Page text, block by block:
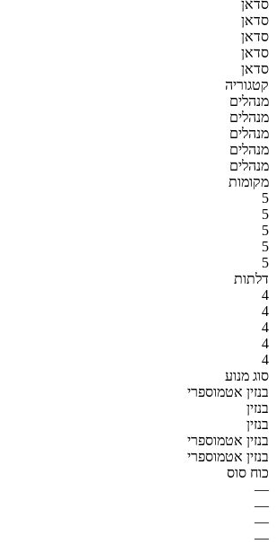
סדאן
סדאן
סדאן
סדאן
סדאן
קטגוריה
מנהלים
מנהלים
מנהלים
מנהלים
מנהלים
מקומות
5
5
5
5
5
דלתות
4
4
4
4
4
סוג מנוע
בנזין אטמוספרי
בנזין
בנזין
בנזין אטמוספרי
בנזין אטמוספרי
כוח סוס
—
—
—
—